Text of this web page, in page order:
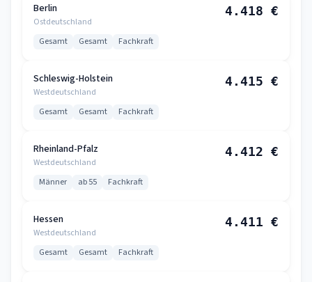
Berlin
Ostdeutschland
4.418 €
Gesamt Gesamt Fachkraft
Schleswig-Holstein
Westdeutschland
4.415 €
Gesamt Gesamt Fachkraft
Rheinland-Pfalz
Westdeutschland
4.412 €
Männer ab 55 Fachkraft
Hessen
Westdeutschland
4.411 €
Gesamt Gesamt Fachkraft